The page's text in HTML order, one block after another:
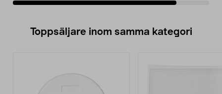
Toppsäljare inom samma kategori